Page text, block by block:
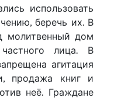
использовать
беречь их. В
молитвенный дом
лица. В
агитация
продажа книг и
неё. Граждане